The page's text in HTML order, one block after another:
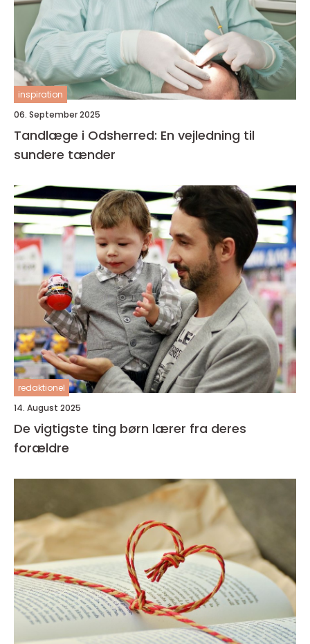
inspiration
06. September 2025
Tandlæge i Odsherred: En vejledning til
sundere tænder
redaktionel
14. August 2025
De vigtigste ting børn lærer fra deres
forældre